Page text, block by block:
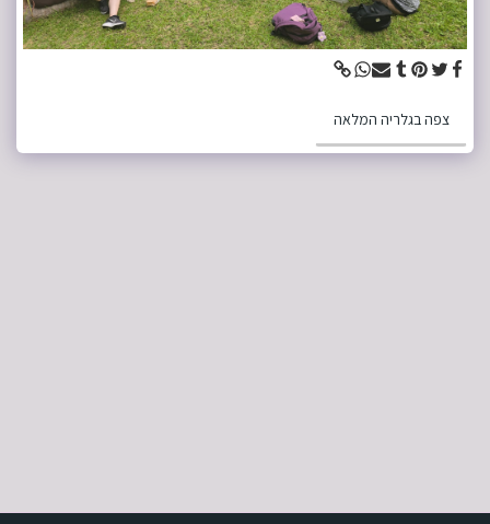
צפה בגלריה המלאה